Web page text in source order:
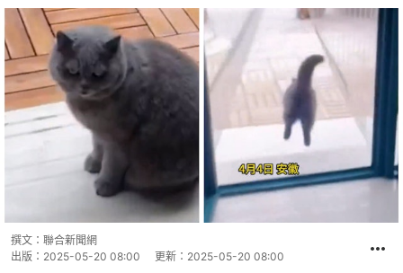
撰文： 聯合新聞網
出版： 2025-05-20 08:00 更新： 2025-05-20 08:00